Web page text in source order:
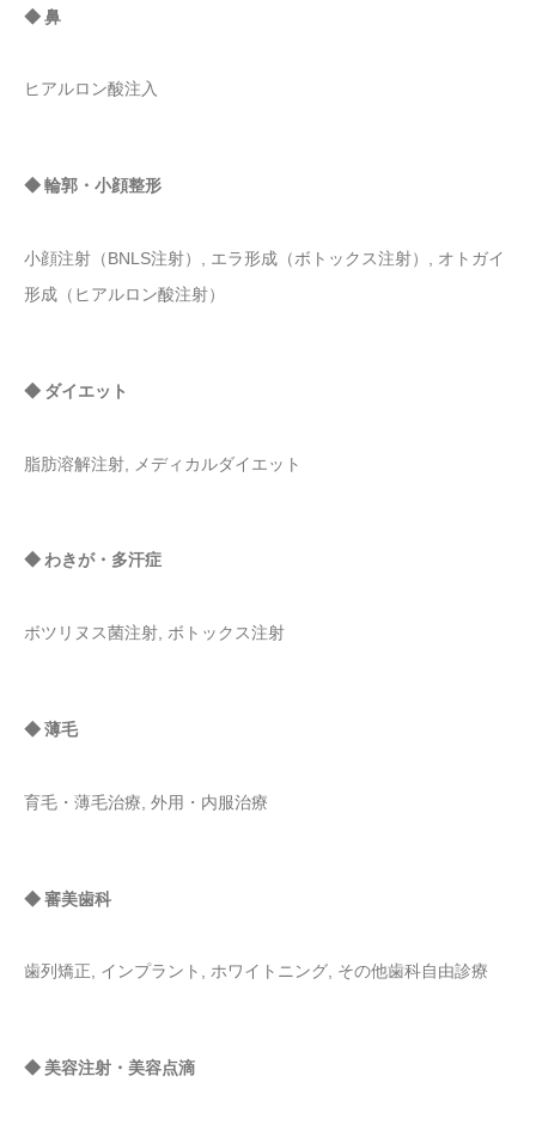
◆ 鼻
ヒアルロン酸注入
◆ 輪郭・小顔整形
小顔注射（BNLS注射）, エラ形成（ボトックス注射）, オトガイ
形成（ヒアルロン酸注射）
◆ ダイエット
脂肪溶解注射, メディカルダイエット
◆ わきが・多汗症
ボツリヌス菌注射, ボトックス注射
◆ 薄毛
育毛・薄毛治療, 外用・内服治療
◆ 審美歯科
歯列矯正, インプラント, ホワイトニング, その他歯科自由診療
◆ 美容注射・美容点滴